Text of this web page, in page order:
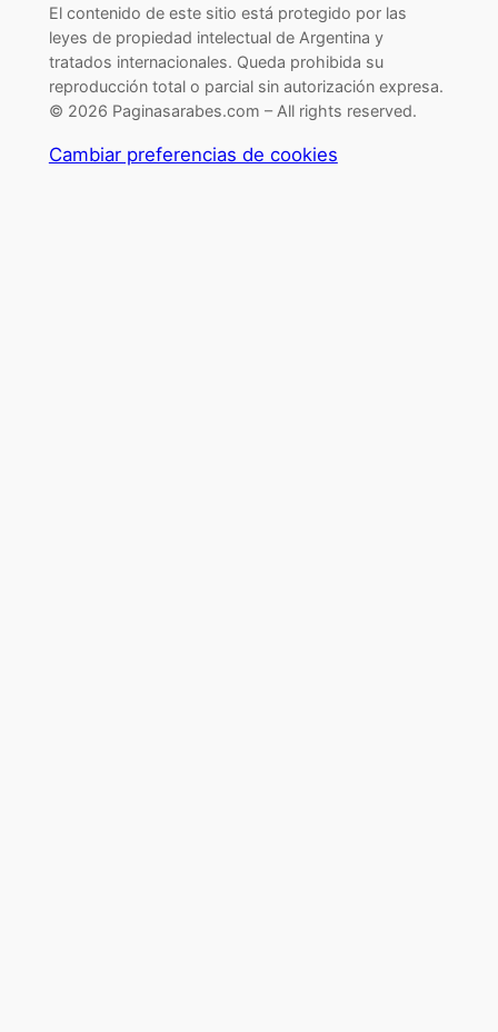
El contenido de este sitio está protegido por las
leyes de propiedad intelectual de Argentina y
tratados internacionales. Queda prohibida su
reproducción total o parcial sin autorización expresa.
© 2026 Paginasarabes.com – All rights reserved.
Cambiar preferencias de cookies